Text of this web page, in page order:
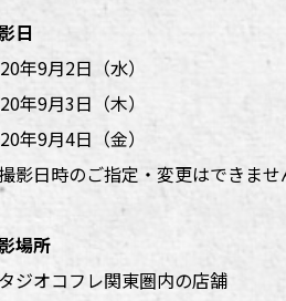
日
年9月2日（水）
年9月3日（木）
年9月4日（金）
影日時のご指定・変更はできませ
場所
ジオコフレ関東圏内の店舗